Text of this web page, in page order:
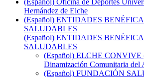
(Español) Oficina de Deportes
Hernández de Elche
(Español) ENTIDADES
SALUDABLES
(Español) ENTIDADES
SALUDABLES
(Español) ELCHE CONVIVE
Dinamización Comunitaria del
(Español) FUNDACIÓN